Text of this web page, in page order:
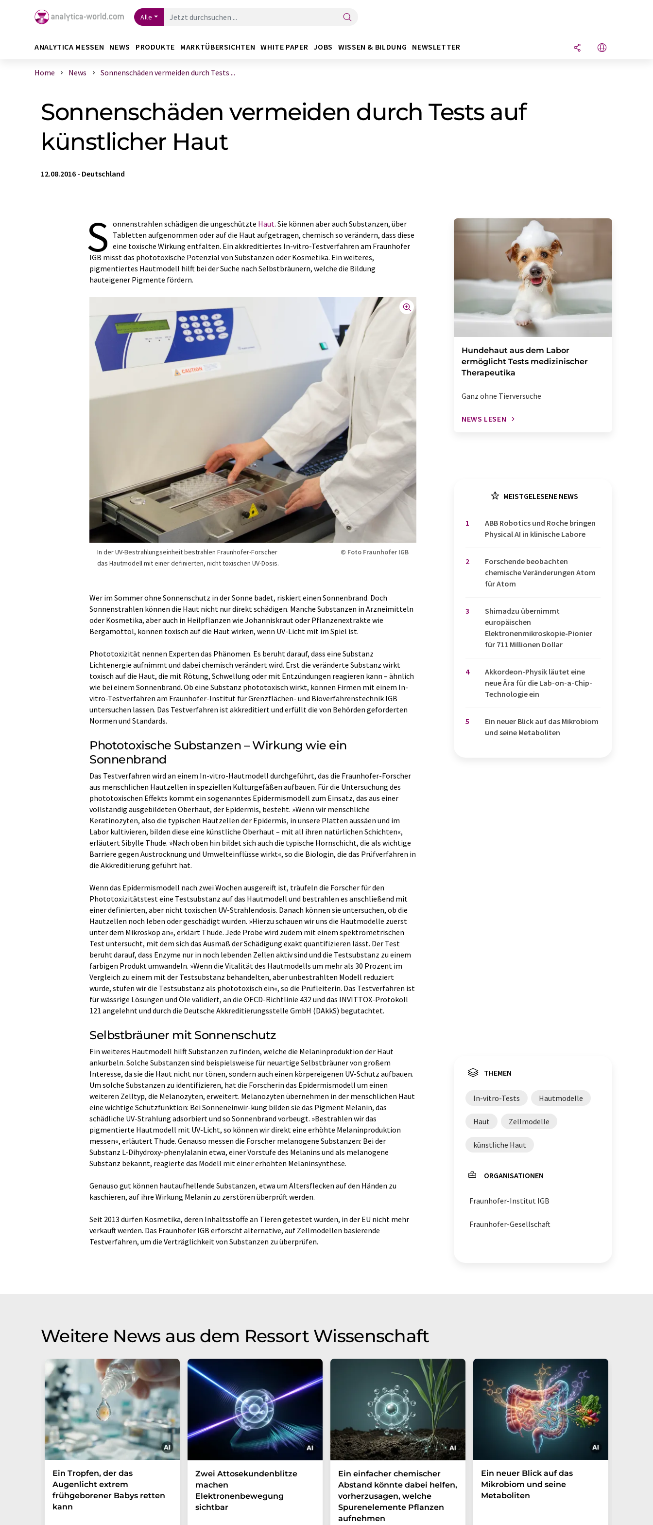
Alle
ANALYTICA MESSEN NEWS PRODUKTE MARKTÜBERSICHTEN WHITE PAPER JOBS WISSEN & BILDUNG NEWSLETTER
Home News Sonnenschäden vermeiden durch Tests ...
Sonnenschäden vermeiden durch Tests auf
künstlicher Haut
12.08.2016 - Deutschland
S onnenstrahlen schädigen die ungeschützte Haut. Sie können aber auch Substanzen, über
Tabletten aufgenommen oder auf die Haut aufgetragen, chemisch so verändern, dass diese
eine toxische Wirkung entfalten. Ein akkreditiertes In-vitro-Testverfahren am Fraunhofer
IGB misst das phototoxische Potenzial von Substanzen oder Kosmetika. Ein weiteres,
pigmentiertes Hautmodell hilft bei der Suche nach Selbstbräunern, welche die Bildung
hauteigener Pigmente fördern.
In der UV-Bestrahlungseinheit bestrahlen Fraunhofer-Forscher
das Hautmodell mit einer definierten, nicht toxischen UV-Dosis.
© Foto Fraunhofer IGB
Wer im Sommer ohne Sonnenschutz in der Sonne badet, riskiert einen Sonnenbrand. Doch
Sonnenstrahlen können die Haut nicht nur direkt schädigen. Manche Substanzen in Arzneimitteln
oder Kosmetika, aber auch in Heilpflanzen wie Johanniskraut oder Pflanzenextrakte wie
Bergamottöl, können toxisch auf die Haut wirken, wenn UV-Licht mit im Spiel ist.
Phototoxizität nennen Experten das Phänomen. Es beruht darauf, dass eine Substanz
Lichtenergie aufnimmt und dabei chemisch verändert wird. Erst die veränderte Substanz wirkt
toxisch auf die Haut, die mit Rötung, Schwellung oder mit Entzündungen reagieren kann – ähnlich
wie bei einem Sonnenbrand. Ob eine Substanz phototoxisch wirkt, können Firmen mit einem In-
vitro-Testverfahren am Fraunhofer-Institut für Grenzflächen- und Bioverfahrenstechnik IGB
untersuchen lassen. Das Testverfahren ist akkreditiert und erfüllt die von Behörden geforderten
Normen und Standards.
Phototoxische Substanzen – Wirkung wie ein
Sonnenbrand
Das Testverfahren wird an einem In-vitro-Hautmodell durchgeführt, das die Fraunhofer-Forscher
aus menschlichen Hautzellen in speziellen Kulturgefäßen aufbauen. Für die Untersuchung des
phototoxischen Effekts kommt ein sogenanntes Epidermismodell zum Einsatz, das aus einer
vollständig ausgebildeten Oberhaut, der Epidermis, besteht. »Wenn wir menschliche
Keratinozyten, also die typischen Hautzellen der Epidermis, in unsere Platten aussäen und im
Labor kultivieren, bilden diese eine künstliche Oberhaut – mit all ihren natürlichen Schichten«,
erläutert Sibylle Thude. »Nach oben hin bildet sich auch die typische Hornschicht, die als wichtige
Barriere gegen Austrocknung und Umwelteinflüsse wirkt«, so die Biologin, die das Prüfverfahren in
die Akkreditierung geführt hat.
Wenn das Epidermismodell nach zwei Wochen ausgereift ist, träufeln die Forscher für den
Phototoxizitätstest eine Testsubstanz auf das Hautmodell und bestrahlen es anschließend mit
einer definierten, aber nicht toxischen UV-Strahlendosis. Danach können sie untersuchen, ob die
Hautzellen noch leben oder geschädigt wurden. »Hierzu schauen wir uns die Hautmodelle zuerst
unter dem Mikroskop an«, erklärt Thude. Jede Probe wird zudem mit einem spektrometrischen
Test untersucht, mit dem sich das Ausmaß der Schädigung exakt quantifizieren lässt. Der Test
beruht darauf, dass Enzyme nur in noch lebenden Zellen aktiv sind und die Testsubstanz zu einem
farbigen Produkt umwandeln. »Wenn die Vitalität des Hautmodells um mehr als 30 Prozent im
Vergleich zu einem mit der Testsubstanz behandelten, aber unbestrahlten Modell reduziert
wurde, stufen wir die Testsubstanz als phototoxisch ein«, so die Prüfleiterin. Das Testverfahren ist
für wässrige Lösungen und Öle validiert, an die OECD-Richtlinie 432 und das INVITTOX-Protokoll
121 angelehnt und durch die Deutsche Akkreditierungsstelle GmbH (DAkkS) begutachtet.
Selbstbräuner mit Sonnenschutz
Ein weiteres Hautmodell hilft Substanzen zu finden, welche die Melaninproduktion der Haut
ankurbeln. Solche Substanzen sind beispielsweise für neuartige Selbstbräuner von großem
Interesse, da sie die Haut nicht nur tönen, sondern auch einen körpereigenen UV-Schutz aufbauen.
Um solche Substanzen zu identifizieren, hat die Forscherin das Epidermismodell um einen
weiteren Zelltyp, die Melanozyten, erweitert. Melanozyten übernehmen in der menschlichen Haut
eine wichtige Schutzfunktion: Bei Sonneneinwir-kung bilden sie das Pigment Melanin, das
schädliche UV-Strahlung adsorbiert und so Sonnenbrand vorbeugt. »Bestrahlen wir das
pigmentierte Hautmodell mit UV-Licht, so können wir direkt eine erhöhte Melaninproduktion
messen«, erläutert Thude. Genauso messen die Forscher melanogene Substanzen: Bei der
Substanz L-Dihydroxy-phenylalanin etwa, einer Vorstufe des Melanins und als melanogene
Substanz bekannt, reagierte das Modell mit einer erhöhten Melaninsynthese.
Genauso gut können hautaufhellende Substanzen, etwa um Altersflecken auf den Händen zu
kaschieren, auf ihre Wirkung Melanin zu zerstören überprüft werden.
Seit 2013 dürfen Kosmetika, deren Inhaltsstoffe an Tieren getestet wurden, in der EU nicht mehr
verkauft werden. Das Fraunhofer IGB erforscht alternative, auf Zellmodellen basierende
Testverfahren, um die Verträglichkeit von Substanzen zu überprüfen.
Hundehaut aus dem Labor
ermöglicht Tests medizinischer
Therapeutika
Ganz ohne Tierversuche
NEWS LESEN
MEISTGELESENE NEWS
1
​​​​​​​ABB Robotics und Roche bringen
Physical AI in klinische Labore
2
Forschende beobachten
chemische Veränderungen Atom
für Atom
3
Shimadzu übernimmt
europäischen
Elektronenmikroskopie-Pionier
für 711 Millionen Dollar
4
Akkordeon-Physik läutet eine
neue Ära für die Lab-on-a-Chip-
Technologie ein
5
Ein neuer Blick auf das Mikrobiom
und seine Metaboliten
THEMEN
In-vitro-Tests Hautmodelle
Haut Zellmodelle
künstliche Haut
ORGANISATIONEN
Fraunhofer-Institut IGB
Fraunhofer-Gesellschaft
Weitere News aus dem Ressort Wissenschaft
Ein Tropfen, der das
Augenlicht extrem
frühgeborener Babys retten
kann
Zwei Attosekundenblitze
machen
Elektronenbewegung
sichtbar
Ein einfacher chemischer
Abstand könnte dabei helfen,
vorherzusagen, welche
Spurenelemente Pflanzen
aufnehmen
Ein neuer Blick auf das
Mikrobiom und seine
Metaboliten